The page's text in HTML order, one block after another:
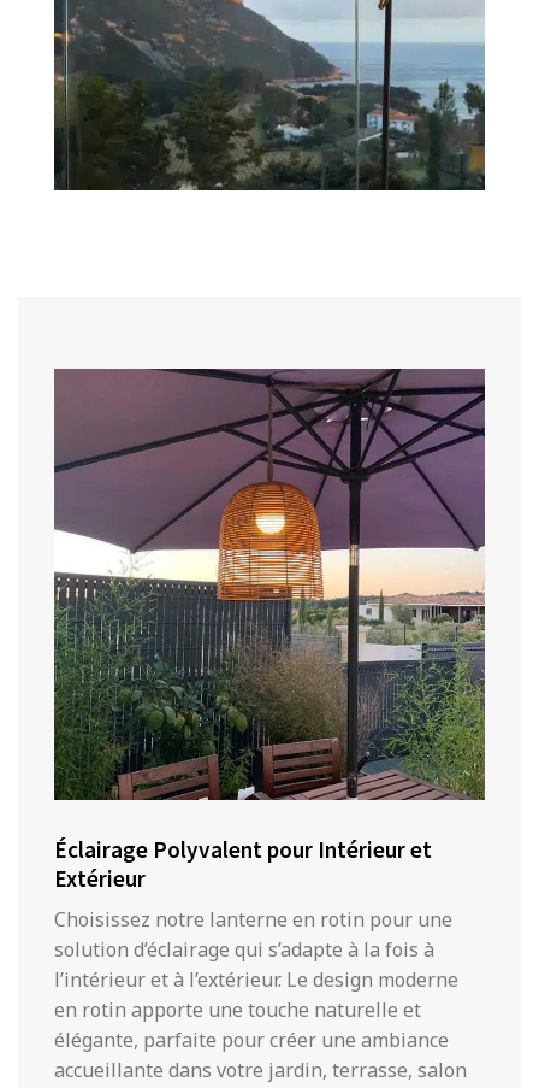
Éclairage Polyvalent pour Intérieur et
Extérieur
Choisissez notre lanterne en rotin pour une
solution d’éclairage qui s’adapte à la fois à
l’intérieur et à l’extérieur. Le design moderne
en rotin apporte une touche naturelle et
élégante, parfaite pour créer une ambiance
accueillante dans votre jardin, terrasse, salon